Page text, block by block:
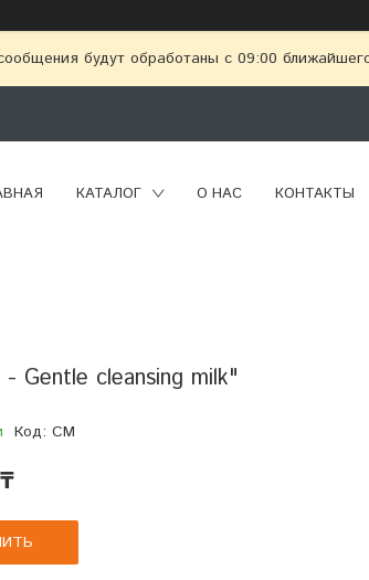
будут обработаны с 09:00
КАТАЛОГ О НАС КОНТАКТЫ
Gentle cleansing milk"
Код: CM